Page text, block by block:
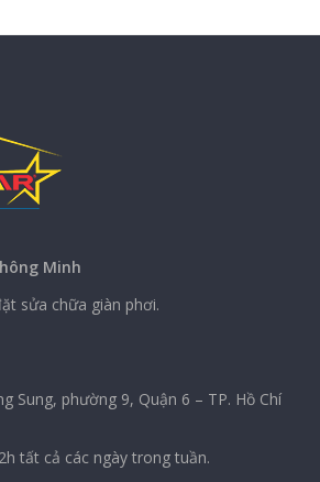
Minh
sửa chữa giàn phơi.
Sung, phường 9, Quận 6 – TP. Hồ Chí
tất cả các ngày trong tuần.